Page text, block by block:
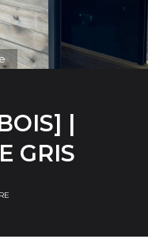
|
GRIS